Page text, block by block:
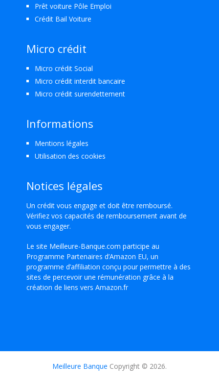
Prêt voiture Pôle Emploi
Crédit Bail Voiture
Micro crédit
Micro crédit Social
Micro crédit interdit bancaire
Micro crédit surendettement
Informations
Mentions légales
Utilisation des cookies
Notices légales
Un crédit vous engage et doit être remboursé.
Vérifiez vos capacités de remboursement avant de
vous engager.
Le site Meilleure-Banque.com participe au
Programme Partenaires d’Amazon EU, un
programme d’affiliation conçu pour permettre à des
sites de percevoir une rémunération grâce à la
création de liens vers Amazon.fr
Meilleure Banque Copyright © 2026.